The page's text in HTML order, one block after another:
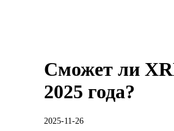
Сможет ли
2025 года?
2025-11-26